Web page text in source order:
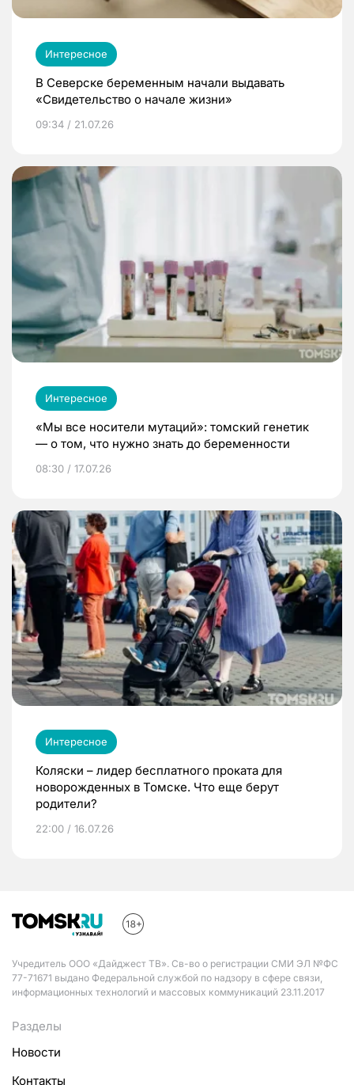
Интересное
В Северске беременным начали выдавать
«Свидетельство о начале жизни»
09:34 / 21.07.26
Интересное
«Мы все носители мутаций»: томский генетик
— о том, что нужно знать до беременности
08:30 / 17.07.26
Интересное
Коляски – лидер бесплатного проката для
новорожденных в Томске. Что еще берут
родители?
22:00 / 16.07.26
Учредитель ООО «Дайджест ТВ». Св-во о регистрации СМИ ЭЛ №ФС
77-71671 выдано Федеральной службой по надзору в сфере связи,
информационных технологий и массовых коммуникаций 23.11.2017
Разделы
Новости
Контакты